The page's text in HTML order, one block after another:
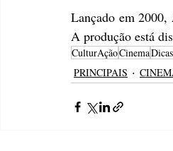
Lançado em 2000,
A produção está
CulturAçãoCinema
PRINCIPAIS